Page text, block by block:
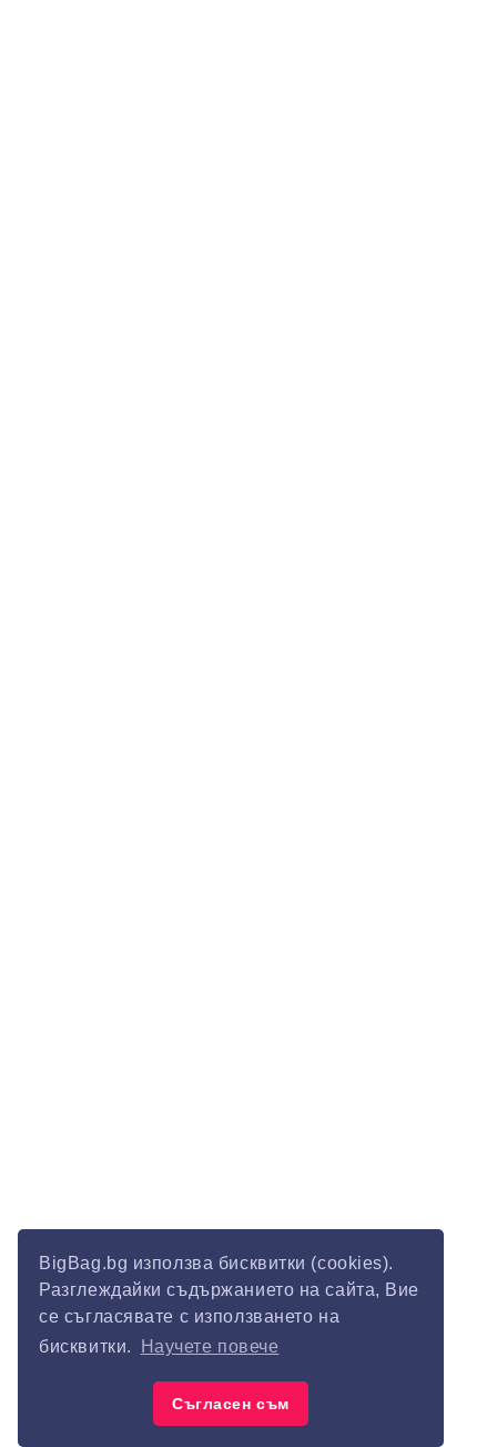
BigBag.bg използва бисквитки (cookies).
Разглеждайки съдържанието на сайта, Вие
се съгласявате с използването на
бисквитки.
Научете повече
Съгласен съм